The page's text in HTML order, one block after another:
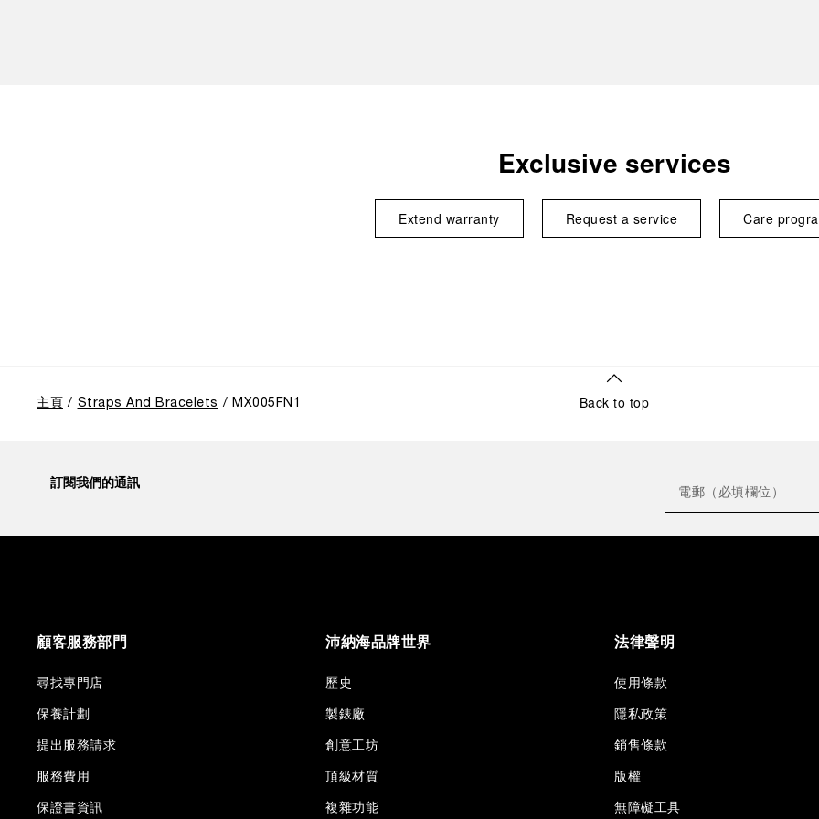
Exclusive services
Extend warranty Request a service Care
主頁 Straps And Bracelets MX005FN1 Back to top
訂閱我們的通訊
顧客服務部門
尋找專門店
保養計劃
提出服務請求
服務費用
保證書資訊
沛納海品牌世界
歷史
製錶廠
創意工坊
頂級材質
複雜功能
法律聲明
使用條款
隱私政策
銷售條款
版權
無障礙工具